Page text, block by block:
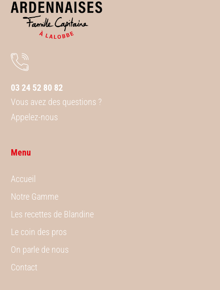
03 24 52 80 82
Vous avez des questions ?
Appelez-nous
Menu
Accueil
Notre Gamme
Les recettes de Blandine
Le coin des pros
On parle de nous
Contact